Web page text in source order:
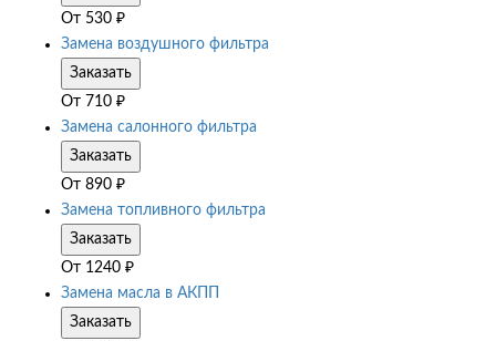
От 530 ₽
Замена воздушного фильтра
Заказать
От 710 ₽
Замена салонного фильтра
Заказать
От 890 ₽
Замена топливного фильтра
Заказать
От 1240 ₽
Замена масла в АКПП
Заказать